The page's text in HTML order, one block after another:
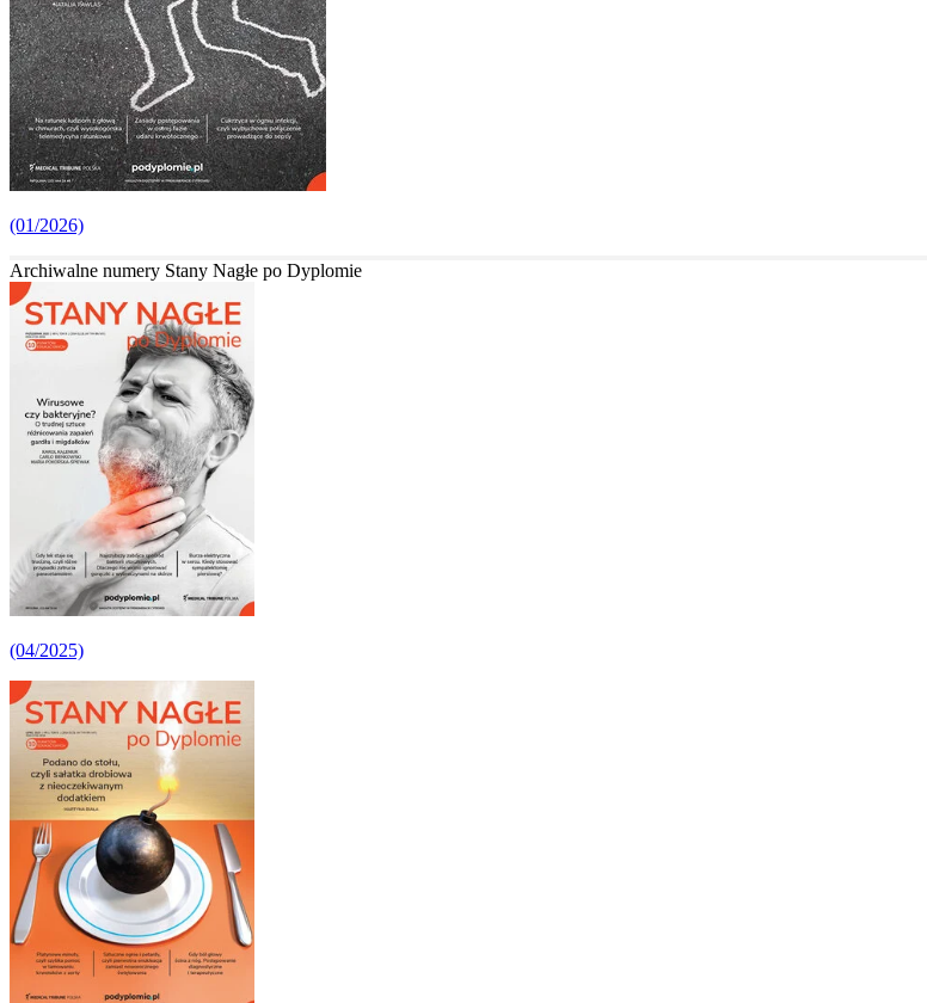
(01/2026)
Archiwalne numery Stany Nagłe po Dyplomie
(04/2025)